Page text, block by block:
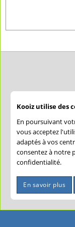
Kooiz utilise des
En poursuivant
vous acceptez
adaptés à vos
consentez à notre
confidentialité.
En savoir plus